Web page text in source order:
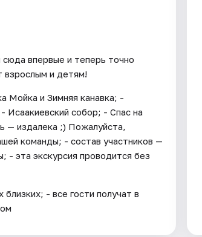
впервые и теперь точно
взрослым и детям!
Мойка и Зимняя канавка; -
собор; - Спас на
— издалека ;) Пожалуйста,
команды; - состав участников —
- эта экскурсия проводится без
- все гости получат в